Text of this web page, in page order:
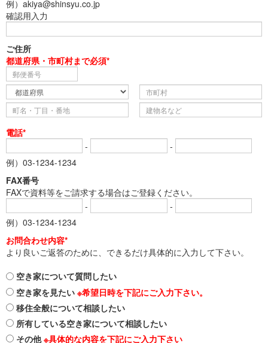
例）akiya@shinsyu.co.jp
確認用入力
ご住所
都道府県・市町村まで必須*
電話*
-
-
例）03-1234-1234
FAX番号
FAXで資料等をご請求する場合はご登録ください。
-
-
例）03-1234-1234
お問合わせ内容*
より良いご返答のために、できるだけ具体的に入力して下さい。
空き家について質問したい
空き家を見たい ※希望日時を下記にご入力下さい。
移住全般について相談したい
所有している空き家について相談したい
その他※具体的な内容を下記にご入力下さい